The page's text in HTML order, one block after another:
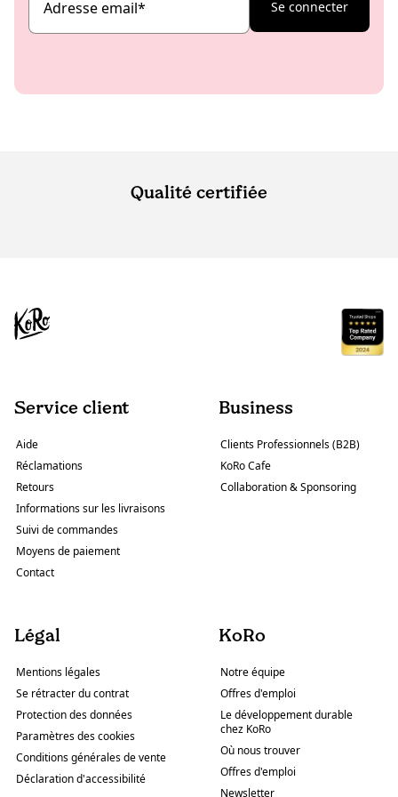
Adresse email* Se connecter
Qualité certifiée
Service client
Aide
Réclamations
Retours
Informations sur les livraisons
Suivi de commandes
Moyens de paiement
Contact
Business
Clients Professionnels (B2B)
KoRo Cafe
Collaboration & Sponsoring
Légal
Mentions légales
Se rétracter du contrat
Protection des données
Paramètres des cookies
Conditions générales de vente
Déclaration d'accessibilité
KoRo
Notre équipe
Offres d'emploi
Le développement durable
chez KoRo
Où nous trouver
Offres d'emploi
Newsletter